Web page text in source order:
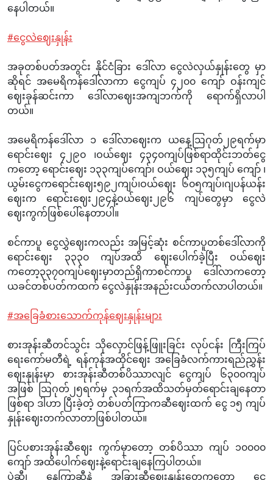
နေပါတယ်။
#ငွေလဲဈေးနှုန်း
အခုတစ်ပတ်အတွင်း နိုင်ငံခြား ဒေါ်လာ ငွေလဲလှယ်နှုန်းတွေ မှာ
ဆိုရင် အမေရိကန်ဒေါ်လာကာ ငွေကျပ် ၄၂၀၀ ကျော် ဝန်းကျင်
ဈေးခုန်ဆင်းကာ ဒေါ်လာဈေးအကျဘက်ကို ရောက်ရှိလာ‌ပါ
တယ်။
အမေရိကန်ဒေါ်လာ ၁‌ ဒေါ်လာဈေးက ယနေ့ဩဂုတ်၂၉ရက်မှာ
ရောင်းဈေး ၄၂၉၀ ၊ဝယ်ဈေး ၄၃၄၀ကျပ်ဖြစ်ရာထိုင်းဘတ်ငွေ
ကတော့ ရောင်းဈေး ၁၃၃ကျပ်ကျော်၊ ဝယ်ဈေး ၁၃၅ကျပ် ကျော် ၊
ယွမ်းငွေကရောင်းဈေး၅၉၂ကျပ်၊ဝယ်ဈေး ၆၀၅ကျပ်၊ဂျပန်ယန်း
ဈေးက ရောင်းဈေး၂၉၄နဲ့ဝယ်ဈေး၂၉၆ ကျပ်တွေမှာ ငွေလဲ
ဈေးကွက်ဖြစ်ပေါ်နေတာပါ။
စင်ကာပူ ငွေလွှဲဈေးကလည်း အမြင့်ဆုံး စင်ကာပူတစ်ဒေါ်လာကို
ရောင်းဈေး ၃၃၃၀ ကျပ်အထိ ဈေးပေါက်ခဲ့ပြီး ဝယ်ဈေး
ကတော့၃၃၇၀ကျပ်ဈေးမှာတည်ရှိကာစင်ကာပူ‌ ဒေါ်လာကတော့
ယခင်တစ်ပတ်ကထက် ငွေလဲနှုန်းအနည်းငယ်တက်လာပါတယ်။
#အခြေခံစားသောက်ကုန်ဈေးနှုန်းများ
စားအုန်းဆီတင်သွင်း သိုလှောင်ဖြန့်ဖြူးခြင်း လုပ်ငန်း ကြီးကြပ်
ရေးကော်မတီရဲ့ ရန်ကုန်အထိုင်ဈေး အခြေခံလက်ကားရည်ညွှန်း
ဈေးနှုန်းမှာ စားအုန်းဆီတစ်ပိဿာလျင် ငွေကျပ် ၆၃၀၀ကျပ်
အဖြစ် ဩဂုတ်၂၅ရက်မှ ၃၁ရက်အထိသတ်မှတ်ရောင်းချနေတာ
ဖြစ်ရာ ဒါဟာ ပြီးခဲ့တဲ့ တစ်ပတ်ကြာကဆီဈေးထက် ငွေ ၁၅ ကျပ်
နှုန်းဈေးတက်လာတာဖြစ်ပါတယ်။
ပြင်ပစားအုန်းဆီဈေး ကွက်မှာတော့ တစ်ပိဿာ ကျပ် ၁၀၀၀၀
ကျော် အထိပေါက်ဈေးနဲ့ရောင်းချနေကြပါတယ်။
ပဲဆီ၊ နေကြာဆီနဲ့ အခြားဆီဈေးနှုန်းတွေကတော့ ငွေ